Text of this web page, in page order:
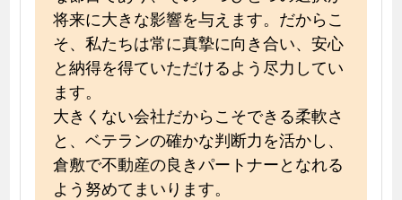
将来に大きな影響を与えます。だからこ
そ、私たちは常に真摯に向き合い、安心
と納得を得ていただけるよう尽力してい
ます。
大きくない会社だからこそできる柔軟さ
と、ベテランの確かな判断力を活かし、
倉敷で不動産の良きパートナーとなれる
よう努めてまいります。